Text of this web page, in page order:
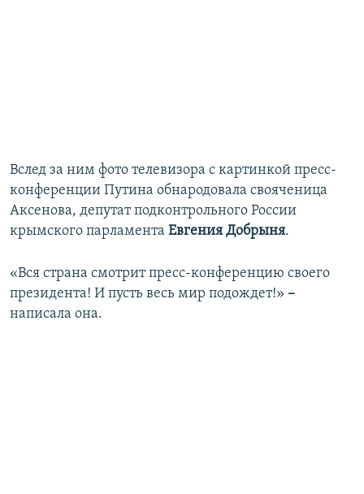
Вслед за ним фото телевизора с картинкой пресс-
конференции Путина обнародовала свояченица
Аксенова, депутат подконтрольного России
крымского парламента Евгения Добрыня.
«Вся страна смотрит пресс-конференцию своего
президента! И пусть весь мир подождет!» –
написала она.